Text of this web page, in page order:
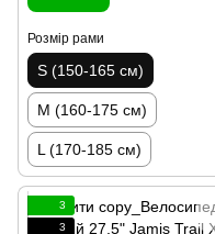
Розмір рами
S (150-165 см)
M (160-175 см)
L (170-185 см)
3
3